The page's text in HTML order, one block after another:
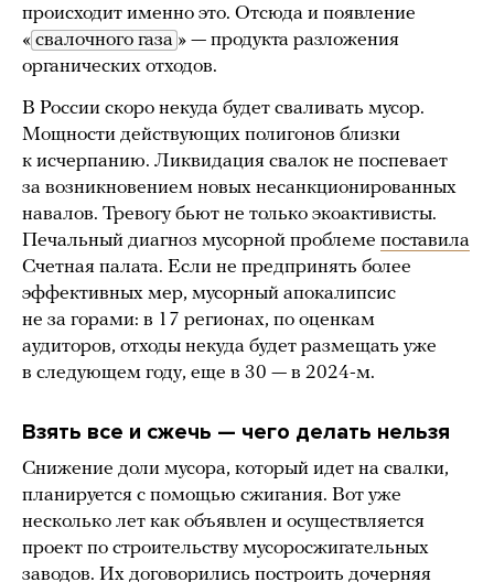
происходит именно это. Отсюда и появление
« свалочного газа » — продукта разложения
органических отходов.
В России скоро некуда будет сваливать мусор.
Мощности действующих полигонов близки
к исчерпанию. Ликвидация свалок не поспевает
за возникновением новых несанкционированных
навалов. Тревогу бьют не только экоактивисты.
Печальный диагноз мусорной проблеме поставила
Счетная палата. Если не предпринять более
эффективных мер, мусорный апокалипсис
не за горами: в 17 регионах, по оценкам
аудиторов, отходы некуда будет размещать уже
в следующем году, еще в 30 — в 2024-м.
Взять все и сжечь — чего делать нельзя
Снижение доли мусора, который идет на свалки,
планируется с помощью сжигания. Вот уже
несколько лет как объявлен и осуществляется
проект по строительству мусоросжигательных
заводов. Их договорились построить дочерняя